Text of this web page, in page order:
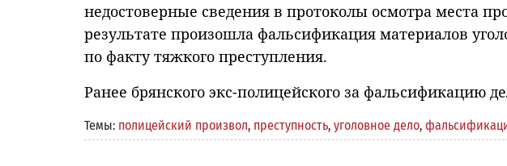
недостоверные сведения в протоколы осмотра места
результате произошла фальсификация материалов
по факту тяжкого преступления.
Ранее брянского экс-полицейского за фальсификацию
Темы: полицейский произвол, преступность, уголовное дело,